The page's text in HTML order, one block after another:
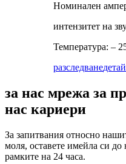
Номинален
интензитет на
Температура: –
разследване
за нас мрежа за
нас кариери
За запитвания относно
моля, оставете имейла си
рамките на 24 часа.